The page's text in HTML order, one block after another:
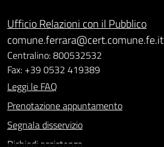
Ufficio Relazioni con il Pubblico
comune.ferrara@cert.comune.fe.it
Centralino: 800532532
Fax: +39 0532 419389
Leggi le FAQ
Prenotazione appuntamento
Segnala disservizio
Richiedi assistenza